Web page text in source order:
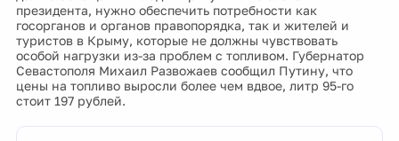
президента, нужно обеспечить потребности как
госорганов и органов правопорядка, так и жителей и
туристов в Крыму, которые не должны чувствовать
особой нагрузки из-за проблем с топливом. Губернатор
Севастополя Михаил Развожаев сообщил Путину, что
цены на топливо выросли более чем вдвое, литр 95-го
стоит 197 рублей.